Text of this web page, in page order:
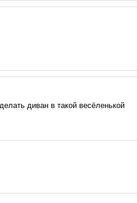
диван в такой весёленькой